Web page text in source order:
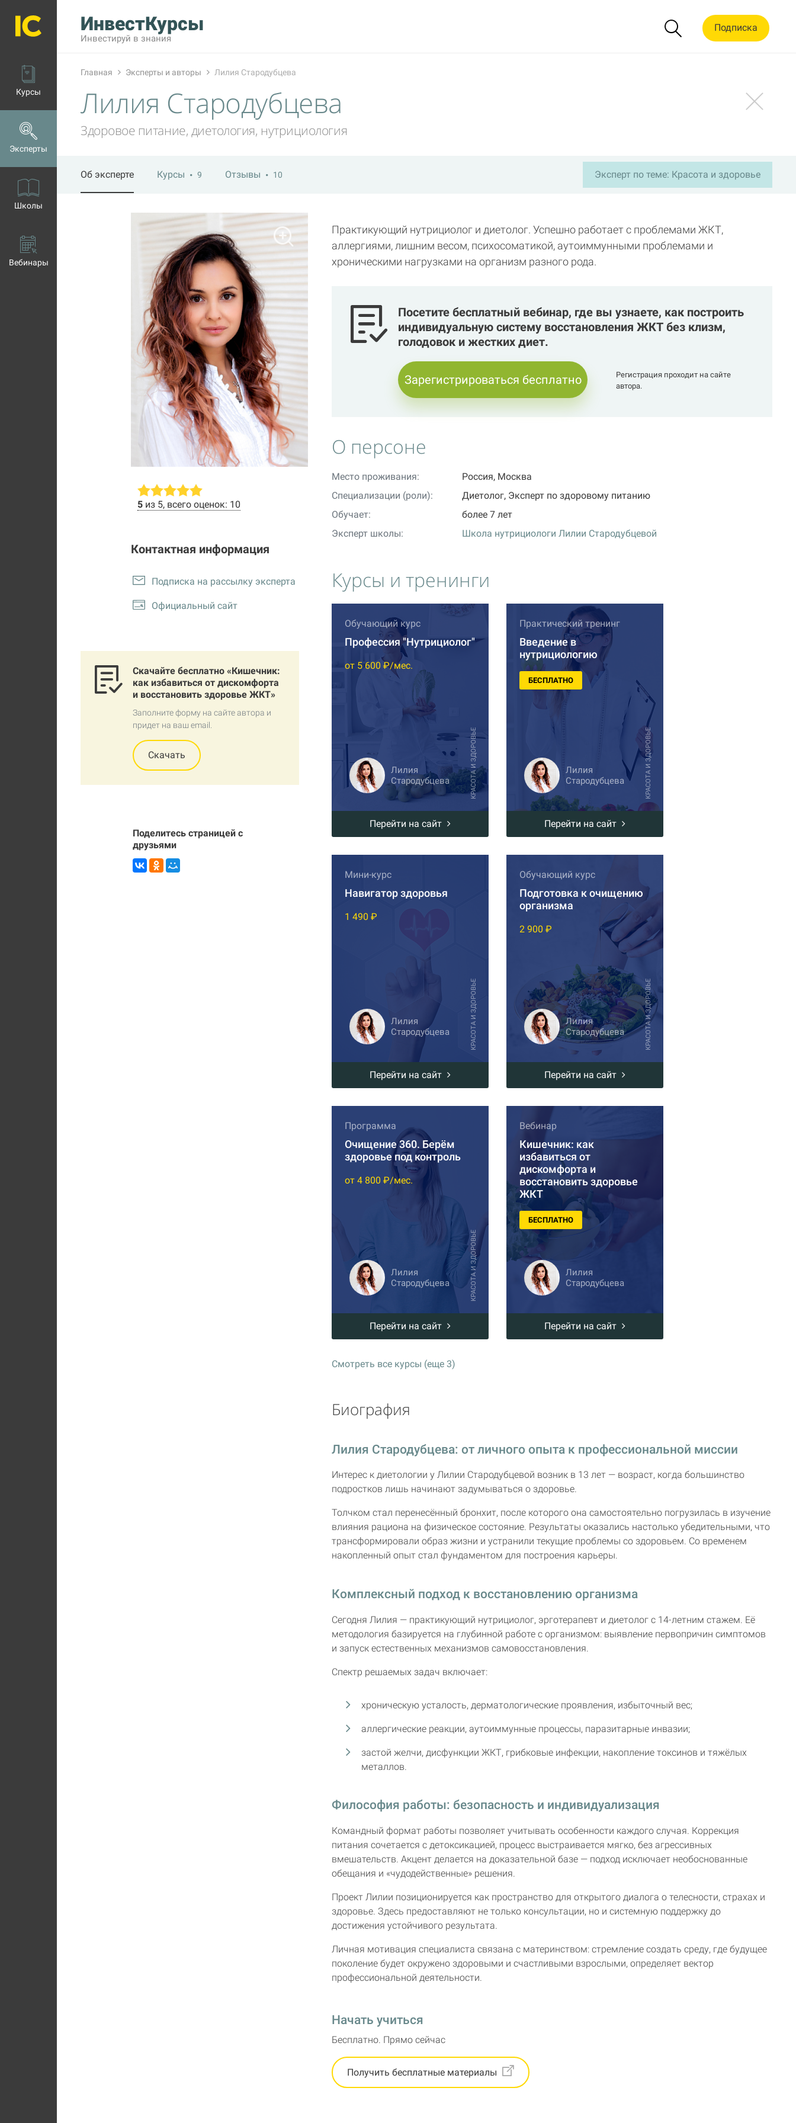
Курсы
Эксперты
Школы
Вебинары
ИнвестКурсы
Инвестируй в знания
Подписка
Главная Эксперты и авторы Лилия Стародубцева
Лилия Стародубцева
Здоровое питание, диетология, нутрициология
Об эксперте Курсы 9 Отзывы 10 Эксперт по теме: Красота и здоровье
5 из 5, всего оценок: 10
Контактная информация
Подписка на рассылку эксперта
Официальный сайт
Скачайте бесплатно «Кишечник:
как избавиться от дискомфорта
и восстановить здоровье ЖКТ»
Заполните форму на сайте автора и
придет на ваш email.
Скачать
Поделитесь страницей с
друзьями
Практикующий нутрициолог и диетолог. Успешно работает с проблемами ЖКТ,
аллергиями, лишним весом, психосоматикой, аутоиммунными проблемами и
хроническими нагрузками на организм разного рода.
Посетите бесплатный вебинар, где вы узнаете, как построить
индивидуальную систему восстановления ЖКТ без клизм,
голодовок и жестких диет.
Зарегистрироваться бесплатно
Регистрация проходит на сайте
автора.
О персоне
Место проживания:
Россия, Москва
Специализации (роли):
Диетолог, Эксперт по здоровому питанию
Обучает:
более 7 лет
Эксперт школы:
Школа нутрициологи Лилии Стародубцевой
Курсы и тренинги
КРАСОТА И ЗДОРОВЬЕ
Обучающий курс
Профессия "Нутрициолог"
от 5 600 ₽/мес.
Лилия
Стародубцева
Перейти на сайт
КРАСОТА И ЗДОРОВЬЕ
Практический тренинг
Введение в
нутрициологию
БЕСПЛАТНО
Лилия
Стародубцева
Перейти на сайт
КРАСОТА И ЗДОРОВЬЕ
Мини-курс
Навигатор здоровья
1 490 ₽
Лилия
Стародубцева
Перейти на сайт
КРАСОТА И ЗДОРОВЬЕ
Обучающий курс
Подготовка к очищению
организма
2 900 ₽
Лилия
Стародубцева
Перейти на сайт
КРАСОТА И ЗДОРОВЬЕ
Программа
Очищение 360. Берём
здоровье под контроль
от 4 800 ₽/мес.
Лилия
Стародубцева
Перейти на сайт
Вебинар
Кишечник: как
избавиться от
дискомфорта и
восстановить здоровье
ЖКТ
БЕСПЛАТНО
Лилия
Стародубцева
Перейти на сайт
Смотреть все курсы (еще 3)
Биография
Лилия Стародубцева: от личного опыта к профессиональной миссии
Интерес к диетологии у Лилии Стародубцевой возник в 13 лет — возраст, когда большинство
подростков лишь начинают задумываться о здоровье.
Толчком стал перенесённый бронхит, после которого она самостоятельно погрузилась в изучение
влияния рациона на физическое состояние. Результаты оказались настолько убедительными, что
трансформировали образ жизни и устранили текущие проблемы со здоровьем. Со временем
накопленный опыт стал фундаментом для построения карьеры.
Комплексный подход к восстановлению организма
Сегодня Лилия — практикующий нутрициолог, эрготерапевт и диетолог с 14-летним стажем. Её
методология базируется на глубинной работе с организмом: выявление первопричин симптомов
и запуск естественных механизмов самовосстановления.
Спектр решаемых задач включает:
хроническую усталость, дерматологические проявления, избыточный вес;
аллергические реакции, аутоиммунные процессы, паразитарные инвазии;
застой желчи, дисфункции ЖКТ, грибковые инфекции, накопление токсинов и тяжёлых
металлов.
Философия работы: безопасность и индивидуализация
Командный формат работы позволяет учитывать особенности каждого случая. Коррекция
питания сочетается с детоксикацией, процесс выстраивается мягко, без агрессивных
вмешательств. Акцент делается на доказательной базе — подход исключает необоснованные
обещания и «чудодейственные» решения.
Проект Лилии позиционируется как пространство для открытого диалога о телесности, страхах и
здоровье. Здесь предоставляют не только консультации, но и системную поддержку до
достижения устойчивого результата.
Личная мотивация специалиста связана с материнством: стремление создать среду, где будущее
поколение будет окружено здоровыми и счастливыми взрослыми, определяет вектор
профессиональной деятельности.
Начать учиться
Бесплатно. Прямо сейчас
Получить бесплатные материалы